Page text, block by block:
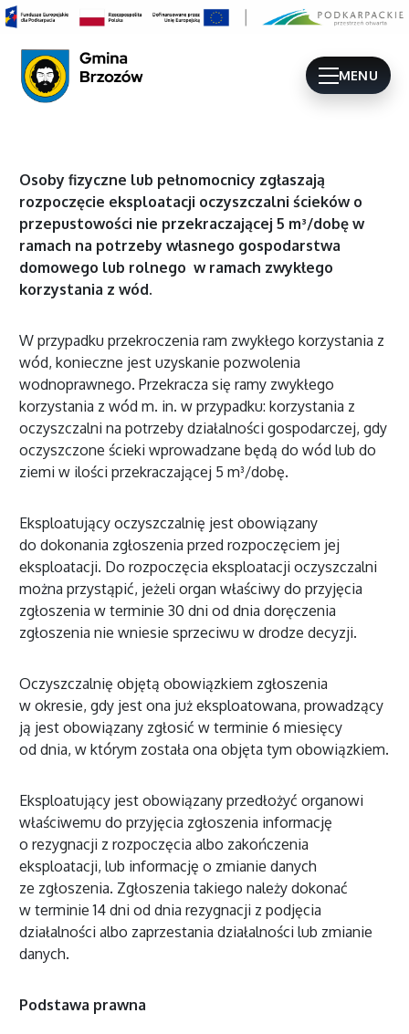
MENU
Osoby fizyczne lub pełnomocnicy zgłaszają
rozpoczęcie eksploatacji oczyszczalni ścieków o
przepustowości nie przekraczającej 5 m³/dobę w
ramach na potrzeby własnego gospodarstwa
domowego lub rolnego w ramach zwykłego
korzystania z wód.
W przypadku przekroczenia ram zwykłego korzystania z
wód, konieczne jest uzyskanie pozwolenia
wodnoprawnego. Przekracza się ramy zwykłego
korzystania z wód m. in. w przypadku: korzystania z
oczyszczalni na potrzeby działalności gospodarczej, gdy
oczyszczone ścieki wprowadzane będą do wód lub do
ziemi w ilości przekraczającej 5 m³/dobę.
Eksploatujący oczyszczalnię jest obowiązany
do dokonania zgłoszenia przed rozpoczęciem jej
eksploatacji. Do rozpoczęcia eksploatacji oczyszczalni
można przystąpić, jeżeli organ właściwy do przyjęcia
zgłoszenia w terminie 30 dni od dnia doręczenia
zgłoszenia nie wniesie sprzeciwu w drodze decyzji.
Oczyszczalnię objętą obowiązkiem zgłoszenia
w okresie, gdy jest ona już eksploatowana, prowadzący
ją jest obowiązany zgłosić w terminie 6 miesięcy
od dnia, w którym została ona objęta tym obowiązkiem.
Eksploatujący jest obowiązany przedłożyć organowi
właściwemu do przyjęcia zgłoszenia informację
o rezygnacji z rozpoczęcia albo zakończenia
eksploatacji, lub informację o zmianie danych
ze zgłoszenia. Zgłoszenia takiego należy dokonać
w terminie 14 dni od dnia rezygnacji z podjęcia
działalności albo zaprzestania działalności lub zmianie
danych.
Podstawa prawna